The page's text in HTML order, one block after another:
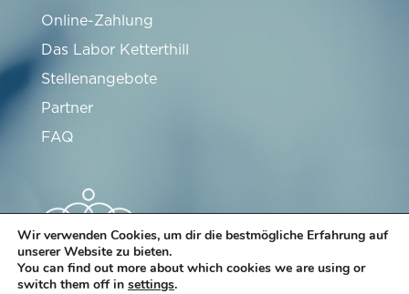
Online-Zahlung
Das Labor Ketterthill
Stellenangebote
Partner
FAQ
Wir verwenden Cookies, um dir die bestmögliche Erfahrung auf
unserer Website zu bieten.
You can find out more about which cookies we are using or
switch them off in settings.